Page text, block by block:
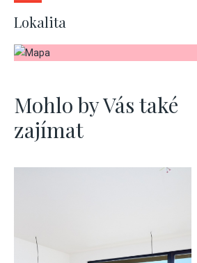
Lokalita
Mohlo by Vás také
zajímat